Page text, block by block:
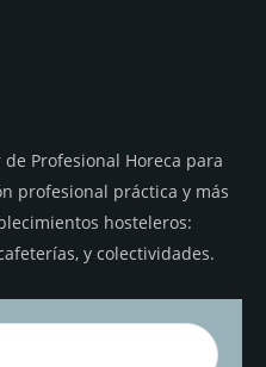
Profesional Horeca para
profesional práctica y más
hosteleros:
y colectividades.